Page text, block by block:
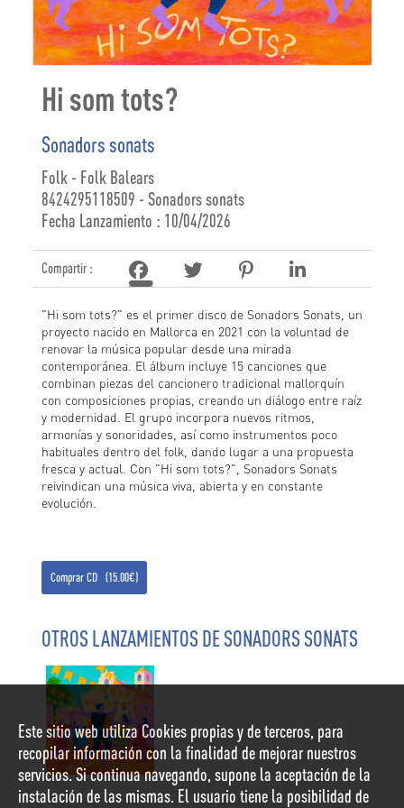
Hi som tots?
Sonadors sonats
Folk - Folk Balears
8424295118509 - Sonadors sonats
Fecha Lanzamiento : 10/04/2026
Compartir :
"Hi som tots?" es el primer disco de Sonadors Sonats, un
proyecto nacido en Mallorca en 2021 con la voluntad de
renovar la música popular desde una mirada
contemporánea. El álbum incluye 15 canciones que
combinan piezas del cancionero tradicional mallorquín
con composiciones propias, creando un diálogo entre raíz
y modernidad. El grupo incorpora nuevos ritmos,
armonías y sonoridades, así como instrumentos poco
habituales dentro del folk, dando lugar a una propuesta
fresca y actual. Con "Hi som tots?", Sonadors Sonats
reivindican una música viva, abierta y en constante
evolución.
Comprar CD (15.00€)
OTROS LANZAMIENTOS DE SONADORS SONATS
Este sitio web utiliza Cookies propias y de terceros, para
recopilar información con la finalidad de mejorar nuestros
servicios. Si continua navegando, supone la aceptación de la
instalación de las mismas. El usuario tiene la posibilidad de